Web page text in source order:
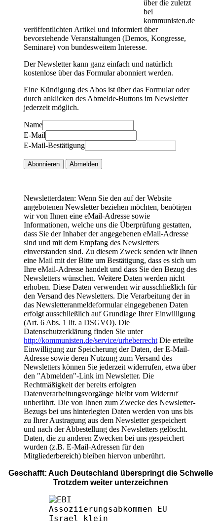
über die zuletzt
bei
kommunisten.de
veröffentlichten Artikel und informiert über
bevorstehende Veranstaltungen (Demos, Kongresse,
Seminare) von bundesweitem Interesse.
Der Newsletter kann ganz einfach und natürlich
kostenlose über das Formular abonniert werden.
Eine Kündigung des Abos ist über das Formular oder
durch anklicken des Abmelde-Buttons im Newsletter
jederzeit möglich.
Name
E-Mail
E-Mail-Bestätigung
Abonnieren Abmelden
Newsletterdaten: Wenn Sie den auf der Website
angebotenen Newsletter beziehen möchten, benötigen
wir von Ihnen eine eMail-Adresse sowie
Informationen, welche uns die Überprüfung gestatten,
dass Sie der Inhaber der angegebenen eMail-Adresse
sind und mit dem Empfang des Newsletters
einverstanden sind. Zu diesem Zweck senden wir Ihnen
eine Mail mit der Bitte um Bestätigung, dass es sich um
Ihre eMail-Adresse handelt und dass Sie den Bezug des
Newsletters wünschen. Weitere Daten werden nicht
erhoben. Diese Daten verwenden wir ausschließlich für
den Versand des Newsletters. Die Verarbeitung der in
das Newsletteranmeldeformular eingegebenen Daten
erfolgt ausschließlich auf Grundlage Ihrer Einwilligung
(Art. 6 Abs. 1 lit. a DSGVO). Die
Datenschutzerklärung finden Sie unter
http://kommunisten.de/service/urheberrecht Die erteilte
Einwilligung zur Speicherung der Daten, der E-Mail-
Adresse sowie deren Nutzung zum Versand des
Newsletters können Sie jederzeit widerrufen, etwa über
den "Abmelden"-Link im Newsletter. Die
Rechtmäßigkeit der bereits erfolgten
Datenverarbeitungsvorgänge bleibt vom Widerruf
unberührt. Die von Ihnen zum Zwecke des Newsletter-
Bezugs bei uns hinterlegten Daten werden von uns bis
zu Ihrer Austragung aus dem Newsletter gespeichert
und nach der Abbestellung des Newsletters gelöscht.
Daten, die zu anderen Zwecken bei uns gespeichert
wurden (z.B. E-Mail-Adressen für den
Mitgliederbereich) bleiben hiervon unberührt.
Geschafft: Auch Deutschland überspringt die Schwelle
Trotzdem weiter unterzeichnen